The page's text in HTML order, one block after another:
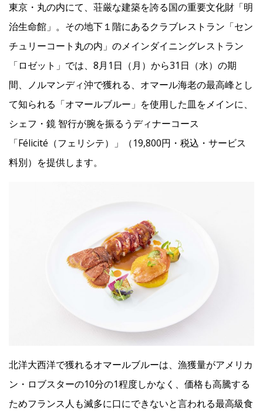
Franchise
Recruit
Contact
Facebook
東京・丸の内にて、荘厳な建築を誇る国の重要文化財「明
治生命館」。その地下１階にあるクラブレストラン「セン
チュリーコート丸の内」のメインダイニングレストラン
「ロゼット」では、8月1日（月）から31日（水）の期
間、ノルマンディ沖で獲れる、オマール海老の最高峰とし
て知られる「オマールブルー」を使用した皿をメインに、
シェフ・鏡 智行が腕を振るうディナーコース
「Félicité（フェリシテ）」（19,800円・税込・サービス
料別）を提供します。
北洋大西洋で獲れるオマールブルーは、漁獲量がアメリカ
ン・ロブスターの10分の1程度しかなく、価格も高騰する
ためフランス人も滅多に口にできないと言われる最高級食